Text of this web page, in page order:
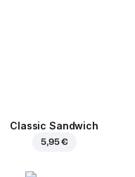
Classic Sandwich
5,95 €